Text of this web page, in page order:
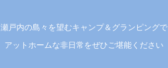
瀬戸内の島々を望むキャンプ＆グランピングで
アットホームな非日常をぜひご堪能ください